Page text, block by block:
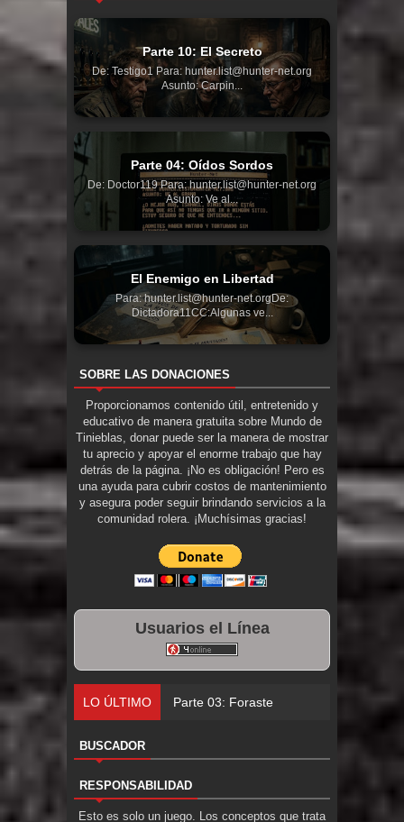
Parte 10: El Secreto
De: Testigo1 Para: hunter.list@hunter-net.org
Asunto: Carpin...
Parte 04: Oídos Sordos
De: Doctor119 Para: hunter.list@hunter-net.org
Asunto: Ve al...
El Enemigo en Libertad
Para: hunter.list@hunter-net.orgDe:
Dictadora11CC:Algunas ve...
SOBRE LAS DONACIONES
Proporcionamos contenido útil, entretenido y
educativo de manera gratuita sobre Mundo de
Tinieblas, donar puede ser la manera de mostrar
tu aprecio y apoyar el enorme trabajo que hay
detrás de la página. ¡No es obligación! Pero es
una ayuda para cubrir costos de mantenimiento
y asegura poder seguir brindando servicios a la
comunidad rolera. ¡Muchísimas gracias!
Usuarios el Línea
LO ÚLTIMO Parte 03: Forastero en Tierra Muerta
BUSCADOR
RESPONSABILIDAD
Esto es solo un juego. Los conceptos que trata